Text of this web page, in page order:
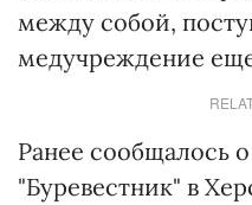
между собой,
медучреждение
Ранее сообщалось
"Буревестник" в